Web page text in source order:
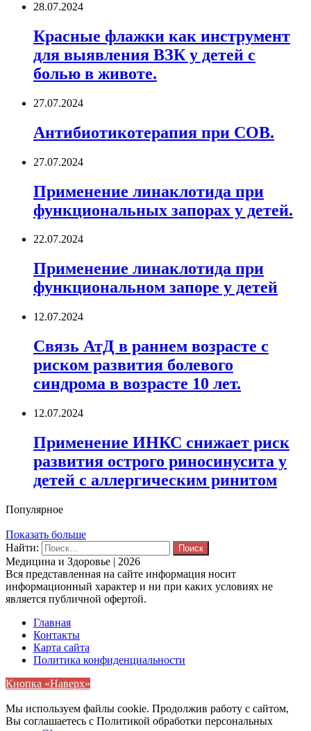
28.07.2024
Красные флажки как инструмент
для выявления ВЗК у детей с
болью в животе.
27.07.2024
Антибиотикотерапия при СОВ.
27.07.2024
Применение линаклотида при
функциональных запорах у детей.
22.07.2024
Применение линаклотида при
функциональном запоре у детей
12.07.2024
Связь АтД в раннем возрасте с
риском развития болевого
синдрома в возрасте 10 лет.
12.07.2024
Применение ИНКС снижает риск
развития острого риносинусита у
детей с аллергическим ринитом
Популярное
Показать больше
Найти:
Медицина и Здоровье | 2026
Вся представленная на сайте информация носит
информационный характер и ни при каких условиях не
является публичной офертой.
Главная
Контакты
Карта сайта
Политика конфиденциальности
Кнопка «Наверх»
Мы используем файлы cookie. Продолжив работу с сайтом,
Вы соглашаетесь с Политикой обработки персональных